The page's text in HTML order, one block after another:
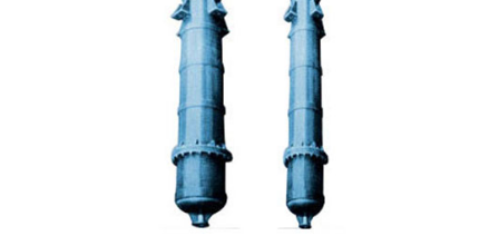
河南储油罐
河南缓冲罐
河南分离容器
河南塔器